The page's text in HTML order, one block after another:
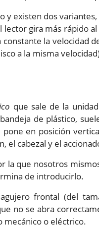
y existen dos
gira más rápido
la velocidad
a la misma
que sale de la
de plástico,
en posición
el cabezal y el
la que nosotros
de introducirlo.
frontal (del
no se abra
mecánico o eléctrico.